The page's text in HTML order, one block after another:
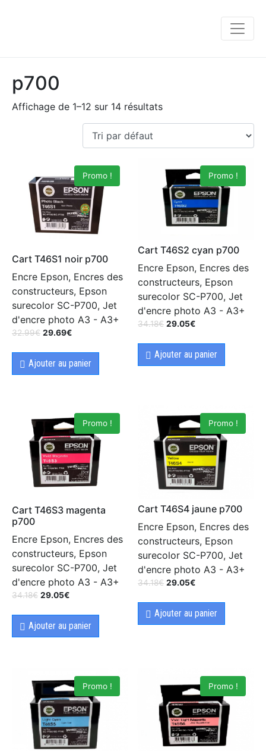
p700
Affichage de 1–12 sur 14 résultats
Promo !
Cart T46S1 noir p700
Encre Epson, Encres des
constructeurs, Epson
surecolor SC-P700, Jet
d'encre photo A3 - A3+
32.99€ 29.69€
Ajouter au panier
Promo !
Cart T46S2 cyan p700
Encre Epson, Encres des
constructeurs, Epson
surecolor SC-P700, Jet
d'encre photo A3 - A3+
34.18€ 29.05€
Ajouter au panier
Promo !
Cart T46S3 magenta
p700
Encre Epson, Encres des
constructeurs, Epson
surecolor SC-P700, Jet
d'encre photo A3 - A3+
34.18€ 29.05€
Ajouter au panier
Promo !
Cart T46S4 jaune p700
Encre Epson, Encres des
constructeurs, Epson
surecolor SC-P700, Jet
d'encre photo A3 - A3+
34.18€ 29.05€
Ajouter au panier
Promo ! Promo !